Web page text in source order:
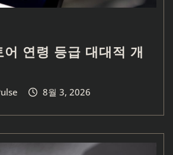
연령 등급 대대적 개
8월 3, 2026